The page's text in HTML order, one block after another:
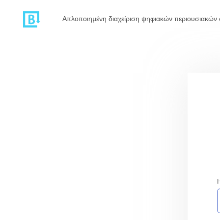
Απλοποιημένη διαχείριση ψηφιακών περιουσιακών